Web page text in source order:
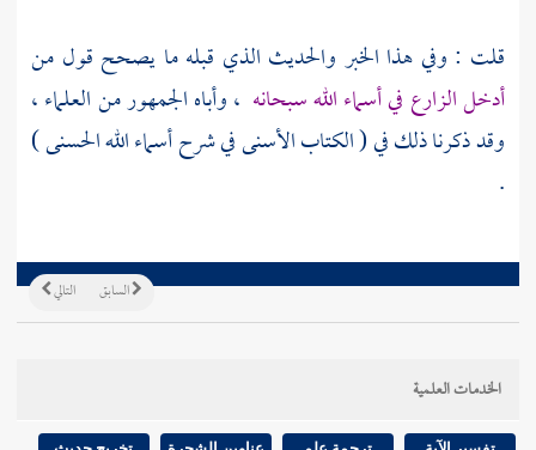
قلت : وفي هذا الخبر والحديث الذي قبله ما يصحح قول من
أدخل الزارع في أسماء الله سبحانه ، وأباه الجمهور من العلماء ،
وقد ذكرنا ذلك في ( الكتاب الأسنى في شرح أسماء الله الحسنى )
.
التالي السابق
الخدمات العلمية